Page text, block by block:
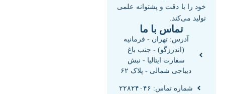
خود را با دقت و پشتوانه علمی
تولید می‌کند.
تماس با ما
آدرس: تهران - فرمانیه
(اندرزگو) - جنب باغ
سفارت ایتالیا - نبش
دیباجی شمالی - پلاک ۶۲
شماره تماس: ۲۲۸۲۴۰۴۶